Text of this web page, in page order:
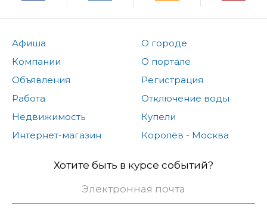
Афиша
Компании
Объявления
Работа
Недвижимость
Интернет-магазин
О городе
О портале
Регистрация
Отключение воды
Купели
Королёв - Москва
Хотите быть в курсе событий?